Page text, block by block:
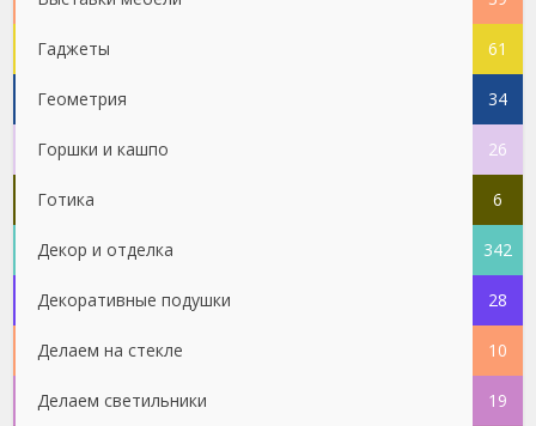
Гаджеты 61
Геометрия 34
Горшки и кашпо 26
Готика 6
Декор и отделка 342
Декоративные подушки 28
Делаем на стекле 10
Делаем светильники 19